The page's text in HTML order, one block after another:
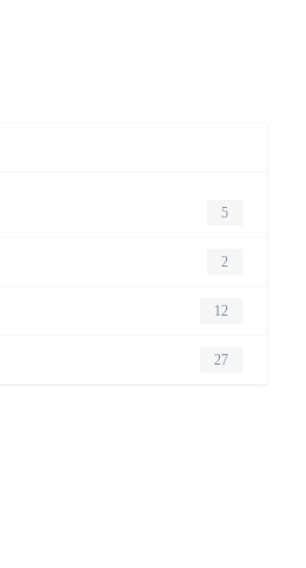
5
2
12
27